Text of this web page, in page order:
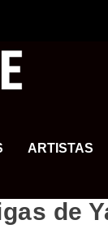
ARTISTAS
de